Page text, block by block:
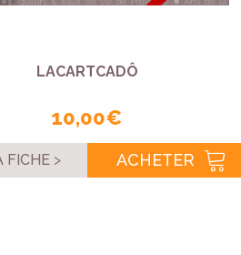
LACARTCADÔ
10,00 €
FICHE ACHETER